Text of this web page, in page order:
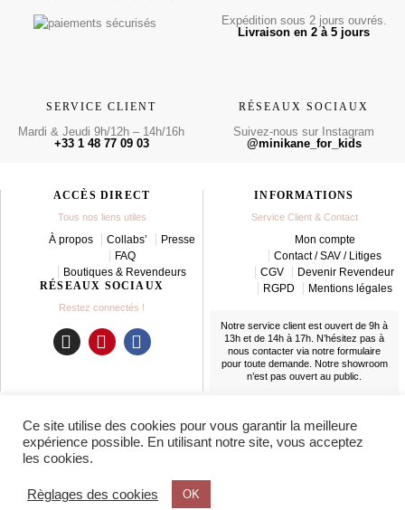
Expédition sous 2 jours ouvrés.
Livraison en 2 à 5 jours
SERVICE CLIENT
Mardi & Jeudi 9h/12h – 14h/16h
+33 1 48 77 09 03
RÉSEAUX SOCIAUX
Suivez-nous sur Instagram
@minikane_for_kids
ACCÈS DIRECT
Tous nos liens utiles
À propos Collabs’
Presse
FAQ
Boutiques & Revendeurs
RÉSEAUX SOCIAUX
Restez connectés !
I
a
g
r
m
P
e
r
t
F
b
o
INFORMATIONS
Service Client & Contact
Mon compte
Contact / SAV / Litiges
CGV
Devenir Revendeur
RGPD
Mentions légales
Notre service client est ouvert de 9h à
13h et de 14h à 17h. N’hésitez pas à
nous contacter via notre formulaire
pour toute demande. Notre showroom
n’est pas ouvert au public.
En France et partout dans le monde
Ce site utilise des cookies pour vous garantir la meilleure
expérience possible. En utilisant notre site, vous acceptez
les cookies.
Règlages des cookies OK